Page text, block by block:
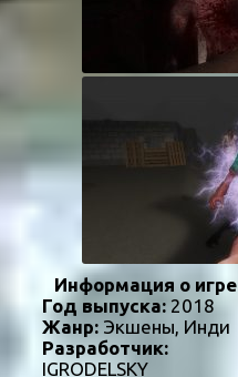
Информация о игре
Год выпуска: 2018
Жанр: Экшены, Инди
Разработчик:
IGRODELSKY